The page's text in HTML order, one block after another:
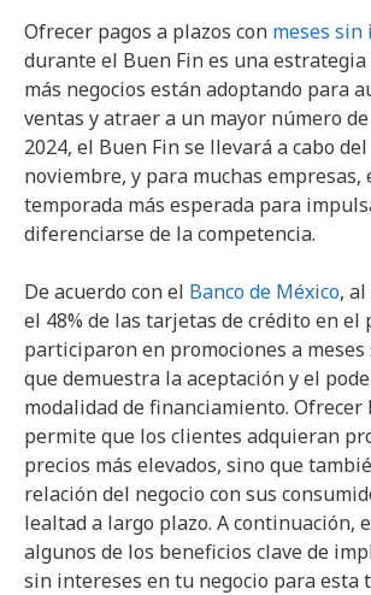
Ofrecer pagos a plazos con meses sin
durante el Buen Fin es una estrategia
más negocios están adoptando para
ventas y atraer a un mayor número
2024, el Buen Fin se llevará a cabo
noviembre, y para muchas empresas,
temporada más esperada para
diferenciarse de la competencia.
De acuerdo con el Banco de México,
el 48% de las tarjetas de crédito en el
participaron en promociones a
que demuestra la aceptación y el
modalidad de financiamiento. Ofrecer
permite que los clientes adquieran
precios más elevados, sino que
relación del negocio con sus
lealtad a largo plazo. A continuación,
algunos de los beneficios clave de
sin intereses en tu negocio para esta